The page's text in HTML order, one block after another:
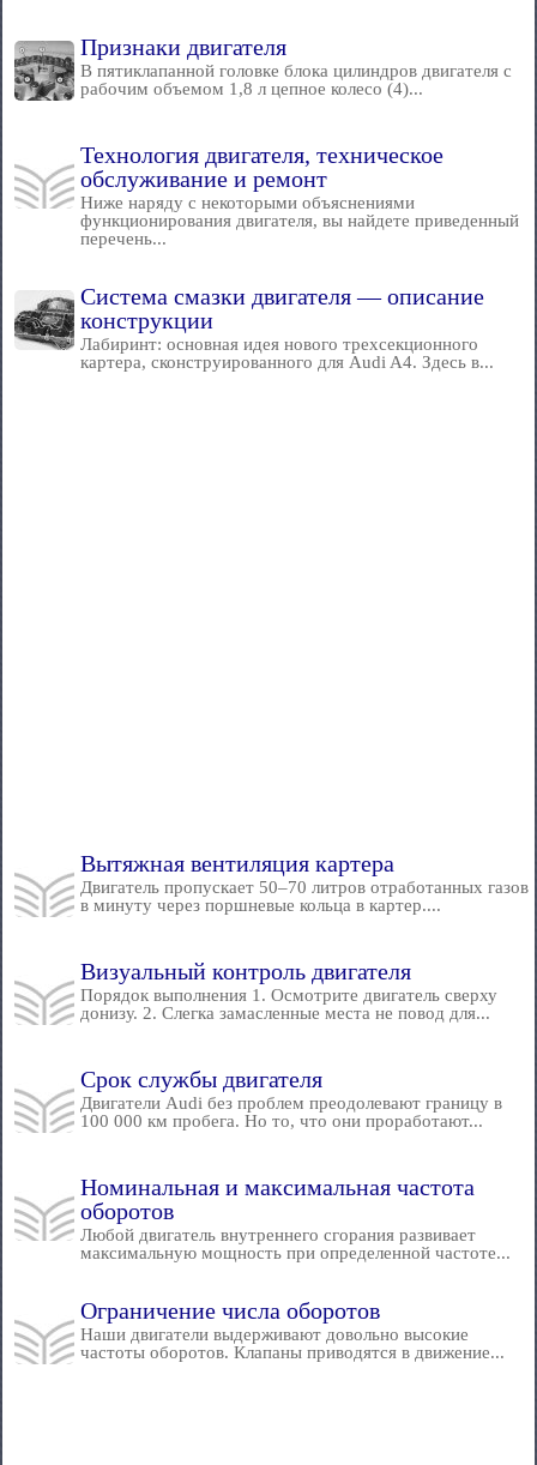
Признаки двигателя
В пятиклапанной головке блока цилиндров двигателя с
рабочим объемом 1,8 л цепное колесо (4)...
Технология двигателя, техническое
обслуживание и ремонт
Ниже наряду с некоторыми объяснениями
функционирования двигателя, вы найдете приведенный
перечень...
Система смазки двигателя — описание
конструкции
Лабиринт: основная идея нового трехсекционного
картера, сконструированного для Audi A4. Здесь в...
Вытяжная вентиляция картера
Двигатель пропускает 50–70 литров отработанных газов
в минуту через поршневые кольца в картер....
Визуальный контроль двигателя
Порядок выполнения 1. Осмотрите двигатель сверху
донизу. 2. Слегка замасленные места не повод для...
Срок службы двигателя
Двигатели Audi без проблем преодолевают границу в
100 000 км пробега. Но то, что они проработают...
Номинальная и максимальная частота
оборотов
Любой двигатель внутреннего сгорания развивает
максимальную мощность при определенной частоте...
Ограничение числа оборотов
Наши двигатели выдерживают довольно высокие
частоты оборотов. Клапаны приводятся в движение...